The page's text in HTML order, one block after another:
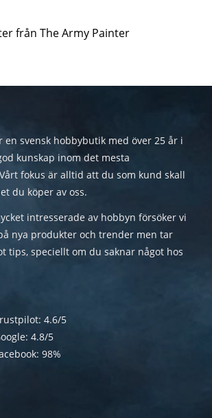
från The Army Painter
en svensk hobbybutik med över 25 år i
kunskap inom det mesta
fokus är alltid att du som kund skall
du köper av oss.
intresserade av hobbyn försöker vi
nya produkter och trender men tar
tips, speciellt om du saknar något hos
4.6/5
4.8/5
98%